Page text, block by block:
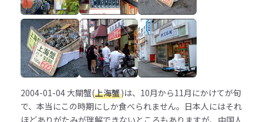
2004-01-04大閘蟹(上海蟹)は、10月から11月にかけてが旬
で、本当にこの時期にしか食べられません。日本人にはそれ